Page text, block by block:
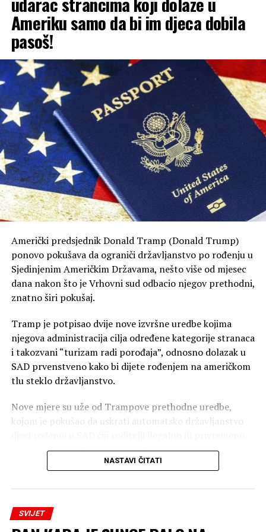
širom Evrope, nakon što je tokom masovnog upada
migranata u špansku enklavu Seutu prošle sedmice u
grad ušlo 72.000 ljudi.
Ameriku samo da bi im djeca dobila
pasoš!
Američki predsjednik Donald Tramp (Donald Trump)
ponovo pokušava da ograniči državljanstvo po rođenju u
Sjedinjenim Američkim Državama, nešto više od mjesec
dana nakon što je Vrhovni sud odbacio njegov prethodni,
znatno širi pokušaj.
Tramp je potpisao dvije nove izvršne uredbe kojima
njegova administracija cilja određene kategorije stranaca
i takozvani “turizam radi porođaja”, odnosno dolazak u
SAD prvenstveno kako bi dijete rođenjem na američkom
tlu steklo državljanstvo.
Nove mjere su uže od Trampove prethodne uredbe,
kojom je pokušao da uskrati automatsko državljanstvo
borave u zemlji. Vrhovni sud je 30. juna odbacio tu
uredbu i potvrdio da djeca rođena u SAD roditeljima koji
državljanstvo po rođenju. Odluka je donesena
rezultatom 6:3, pri čemu je pet sudija zaključilo da to
pravo garantuje 14. amandman, dok je sudija Bret
NASTAVI ČITATI
SVIJET